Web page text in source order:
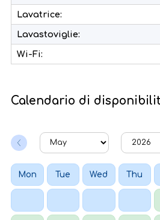
Lavatrice:
Lavastoviglie:
Wi-Fi:
Calendario di
Mon Tue Wed Thu